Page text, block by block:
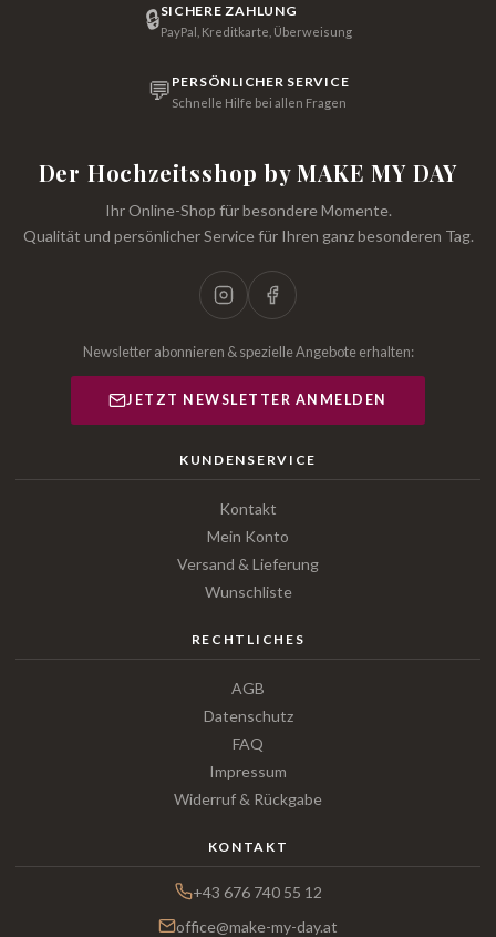
🔒SICHERE ZAHLUNG
PayPal, Kreditkarte, Überweisung
💬 PERSÖNLICHER SERVICE
Schnelle Hilfe bei allen Fragen
Der Hochzeitsshop by MAKE MY DAY
Ihr Online-Shop für besondere Momente.
Qualität und persönlicher Service für Ihren ganz besonderen Tag.
Newsletter abonnieren & spezielle Angebote erhalten:
JETZT NEWSLETTER ANMELDEN
KUNDENSERVICE
Kontakt
Mein Konto
Versand & Lieferung
Wunschliste
RECHTLICHES
AGB
Datenschutz
FAQ
Impressum
Widerruf & Rückgabe
KONTAKT
+43 676 740 55 12
office@make-my-day.at